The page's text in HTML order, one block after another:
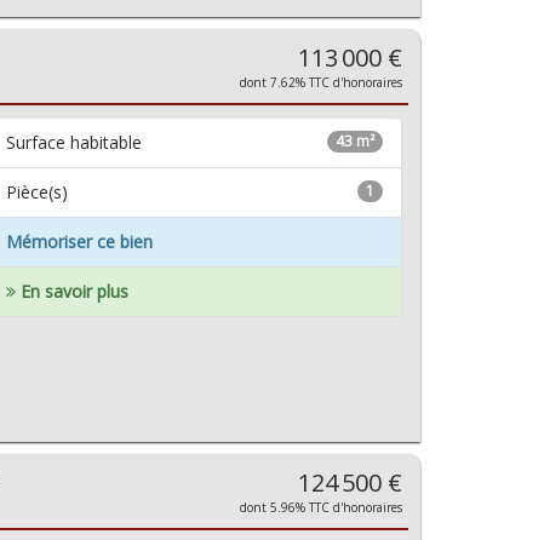
113 000 €
dont 7.62% TTC d'honoraires
43 m²
Surface habitable
1
Pièce(s)
Mémoriser ce bien
En savoir plus
124 500 €
dont 5.96% TTC d'honoraires